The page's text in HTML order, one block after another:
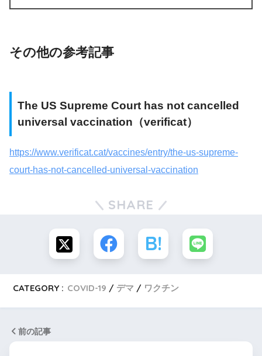
その他の参考記事
The US Supreme Court has not cancelled
universal vaccination（verificat）
https://www.verificat.cat/vaccines/entry/the-us-supreme-
court-has-not-cancelled-universal-vaccination
SHARE
CATEGORY : COVID-19 デマ ワクチン
前の記事